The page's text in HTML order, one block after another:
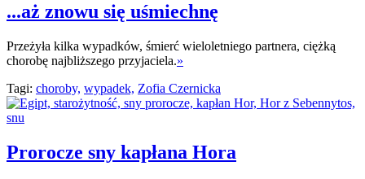
...aż znowu się uśmiechnę
Przeżyła kilka wypadków, śmierć wieloletniego partnera, ciężką
chorobę najbliższego przyjaciela.»
Tagi: choroby, wypadek, Zofia Czernicka
Prorocze sny kapłana Hora